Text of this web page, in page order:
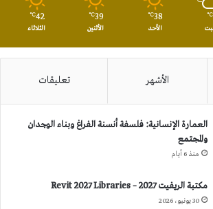
℃
38
℃
الأحد
39
℃
الأثنين
42
℃
الثلاثاء
الأشهر تعليقات
العمارة الإنسانية: فلسفة أنسنة الفراغ وبناء الوجدان
والمجتمع
منذ 6 أيام
مكتبة الريفيت 2027 – Revit 2027 Libraries
30 يونيو، 2026